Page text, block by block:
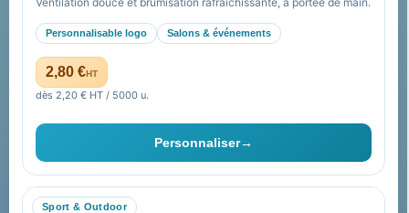
Personnalisable logo Salons & événements
2,80 €HT
dès 2,20 € HT / 5000 u.
Personnaliser→
Sport & Outdoor
Catalogue goodies
Cadeaux de fin d’année
Nos expertises &
accompagnement global
Ils nous ont fait confiance
Livraison
Nous contacter